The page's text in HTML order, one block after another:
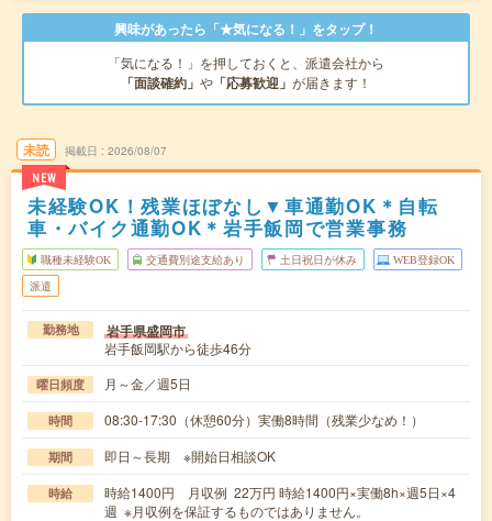
興味があったら「★気になる！」をタップ！
「気になる！」を押しておくと、派遣会社から
「面談確約」 や 「応募歓迎」 が届きます！
未読
NEW
掲載日 2026/08/07
未経験OK！残業ほぼなし▼車通勤OK＊自転
車・バイク通勤OK＊岩手飯岡で営業事務
職種未経験OK 交通費別途支給あり 土日祝日が休み WEB登録OK
派遣
勤務地 岩手県盛岡市
岩手飯岡駅から徒歩46分
曜日頻度 月～金／週5日
時間 08:30-17:30（休憩60分）実働8時間（残業少なめ！）
期間 即日～長期 ※開始日相談OK
時給
時給1400円 月収例 22万円 時給1400円×実働8h×週5日×4
週 ※月収例を保証するものではありません。